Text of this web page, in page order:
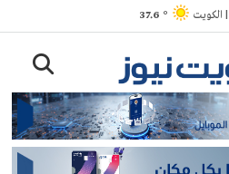
° 37.6